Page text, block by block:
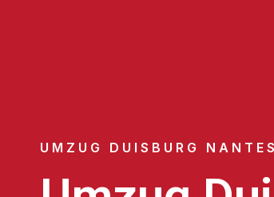
UMZUG DUISBURG NANTES